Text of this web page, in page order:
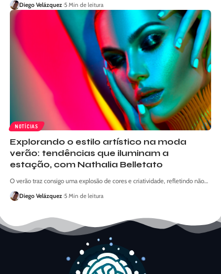
Diego Velázquez 5 Min de leitura
NOTÍCIAS
Explorando o estilo artístico na moda
verão: tendências que iluminam a
estação, com Nathalia Belletato
O verão traz consigo uma explosão de cores e criatividade, refletindo não…
Diego Velázquez 5 Min de leitura